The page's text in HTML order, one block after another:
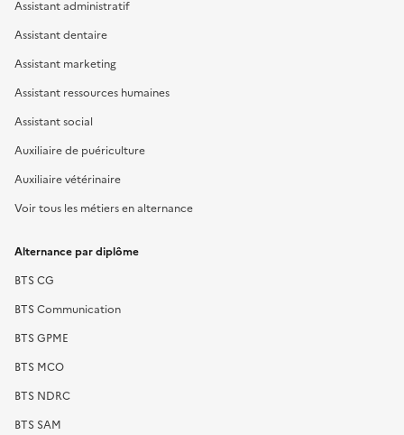
Assistant administratif
Assistant dentaire
Assistant marketing
Assistant ressources humaines
Assistant social
Auxiliaire de puériculture
Auxiliaire vétérinaire
Voir tous les métiers en alternance
Alternance par diplôme
BTS CG
BTS Communication
BTS GPME
BTS MCO
BTS NDRC
BTS SAM